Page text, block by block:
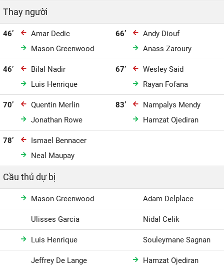
Thay người
46’
Amar Dedic
Mason Greenwood
66’
Andy Diouf
Anass Zaroury
46’
Bilal Nadir
Luis Henrique
67’
Wesley Said
Rayan Fofana
70’
Quentin Merlin
Jonathan Rowe
83’
Nampalys Mendy
Hamzat Ojediran
78’
Ismael Bennacer
Neal Maupay
Cầu thủ dự bị
Mason Greenwood Adam Delplace
Ulisses Garcia Nidal Celik
Luis Henrique Souleymane Sagnan
Jeffrey De Lange Hamzat Ojediran